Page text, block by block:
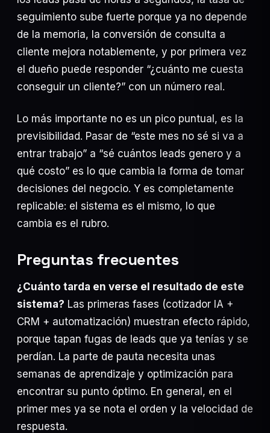
seguimiento sube fuerte porque ya no depende
de la memoria, la conversión de consulta a
cliente mejora notablemente, y por primera vez
el dueño puede responder “¿cuánto me cuesta
conseguir un cliente?” con un número real.
Lo más importante no es un pico puntual, es la
previsibilidad. Pasar de “este mes no sé si va a
entrar trabajo” a “sé cuántos leads genero y a
qué costo” es lo que cambia la forma de tomar
decisiones del negocio. Y es completamente
replicable: el sistema es el mismo, lo que
cambia es el rubro.
Preguntas frecuentes
¿Cuánto tarda en verse el resultado de este
sistema? Las primeras fases (cotizador IA +
CRM + automatización) muestran efecto rápido,
porque tapan fugas de leads que ya tenías y se
perdían. La parte de pauta necesita unas
semanas de aprendizaje y optimización para
encontrar su punto óptimo. En general, en el
primer mes ya se nota el orden y la velocidad de
respuesta.